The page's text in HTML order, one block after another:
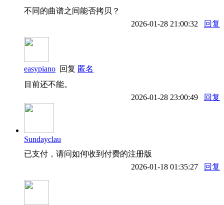
不同的曲谱之间能否拷贝？
2026-01-28 21:00:32
回复
easypiano 回复 匿名
目前还不能。
2026-01-28 23:00:49
回复
Sundayclau
已支付，请问如何收到付费的注册版
2026-01-18 01:35:27
回复